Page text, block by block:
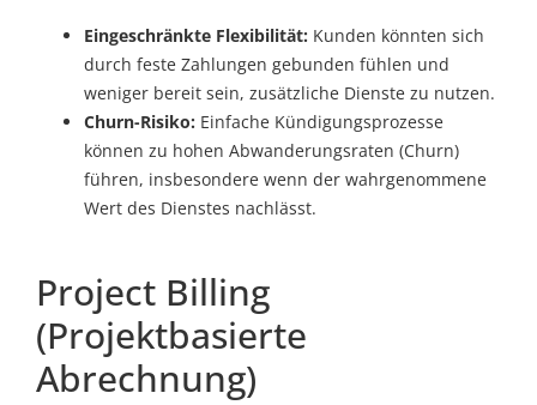
Eingeschränkte Flexibilität: Kunden könnten sich
durch feste Zahlungen gebunden fühlen und
weniger bereit sein, zusätzliche Dienste zu nutzen.
Churn-Risiko: Einfache Kündigungsprozesse
können zu hohen Abwanderungsraten (Churn)
führen, insbesondere wenn der wahrgenommene
Wert des Dienstes nachlässt.
Project Billing
(Projektbasierte
Abrechnung)